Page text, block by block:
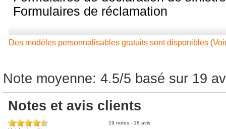
Formulaires de réclamation
Des modèles personnalisables gratuits sont disponibles
Note moyenne: 4.5/5 basé sur 19
Notes et avis clients
19 notes - 18 avis